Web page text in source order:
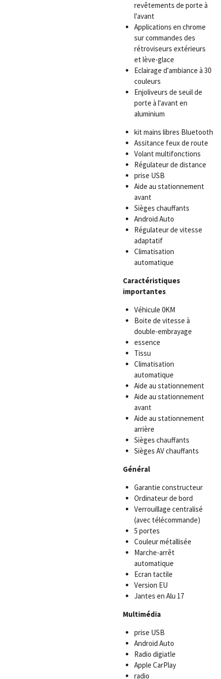
revêtements de porte à
l'avant
Applications en chrome
sur commandes des
rétroviseurs extérieurs
et lève-glace
Eclairage d'ambiance à 30
couleurs
Enjoliveurs de seuil de
porte à l'avant en
aluminium
kit mains libres Bluetooth
Assitance feux de route
Volant multifonctions
Régulateur de distance
prise USB
Aide au stationnement
avant
Sièges chauffants
Android Auto
Régulateur de vitesse
adaptatif
Climatisation
automatique
Caractéristiques
importantes
Véhicule 0KM
Boite de vitesse à
double-embrayage
essence
Tissu
Climatisation
automatique
Aide au stationnement
Aide au stationnement
avant
Aide au stationnement
arrière
Sièges chauffants
Sièges AV chauffants
Général
Garantie constructeur
Ordinateur de bord
Verrouillage centralisé
(avec télécommande)
5 portes
Couleur métallisée
Marche-arrêt
automatique
Ecran tactile
Version EU
Jantes en Alu 17
Multimédia
prise USB
Android Auto
Radio digiatle
Apple CarPlay
radio